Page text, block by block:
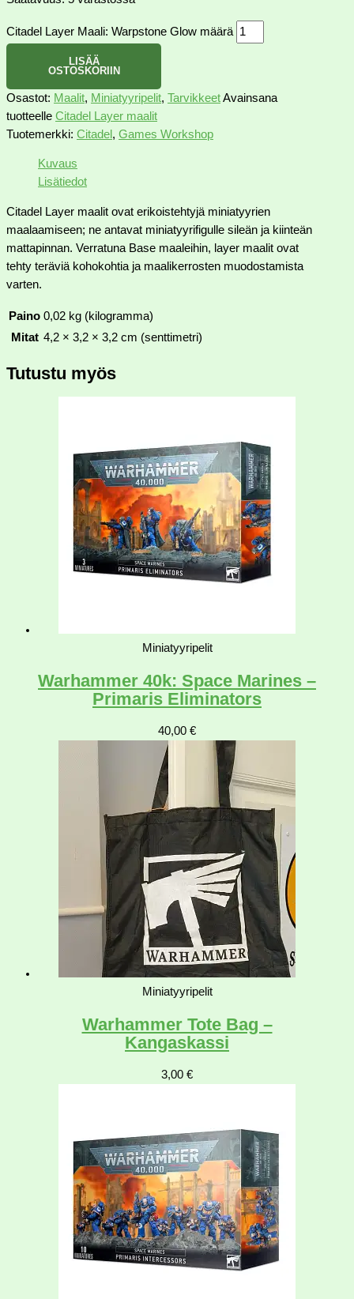
Citadel Layer Maali: Warpstone Glow määrä
LISÄÄ
OSTOSKORIIN
Osastot: Maalit, Miniatyyripelit, TarvikkeetAvainsana
tuotteelle Citadel Layer maalit
Tuotemerkki: Citadel , Games Workshop
Kuvaus
Lisätiedot
Citadel Layer maalit ovat erikoistehtyjä miniatyyrien
maalaamiseen; ne antavat miniatyyrifigulle sileän ja kiinteän
mattapinnan. Verratuna Base maaleihin, layer maalit ovat
tehty teräviä kohokohtia ja maalikerrosten muodostamista
varten.
Paino 0,02 kg (kilogramma)
Mitat 4,2 × 3,2 × 3,2 cm (senttimetri)
Tutustu myös
Miniatyyripelit
Warhammer 40k: Space Marines –
Primaris Eliminators
40,00 €
Miniatyyripelit
Warhammer Tote Bag –
Kangaskassi
3,00 €